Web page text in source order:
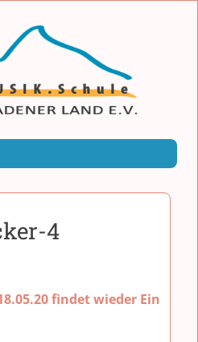
4
findet wieder